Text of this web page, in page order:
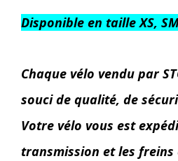
Disponible en taille XS,
Chaque vélo vendu par
souci de qualité, de
Votre vélo vous est
transmission et les